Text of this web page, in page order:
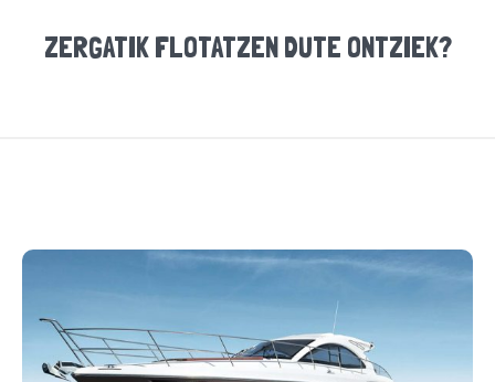
ZERGATIK FLOTATZEN DUTE ONTZIEK?